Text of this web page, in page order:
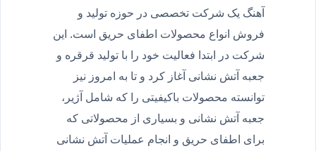
آهنگ یک شرکت تخصصی در حوزه تولید و
فروش انواع محصولات اطفای حریق است. این
شرکت در ابتدا فعالیت خود را با تولید قرقره و
جعبه آتش نشانی آغاز کرد و تا به امروز نیز
توانسته محصولات باکیفیتی را که شامل آژیر،
جعبه آتش نشانی و بسیاری از محصولاتی که
برای اطفای حریق و انجام عملیات آتش نشانی